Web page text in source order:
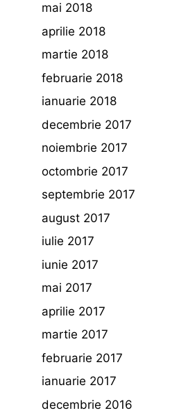
mai 2018
aprilie 2018
martie 2018
februarie 2018
ianuarie 2018
decembrie 2017
noiembrie 2017
octombrie 2017
septembrie 2017
august 2017
iulie 2017
iunie 2017
mai 2017
aprilie 2017
martie 2017
februarie 2017
ianuarie 2017
decembrie 2016